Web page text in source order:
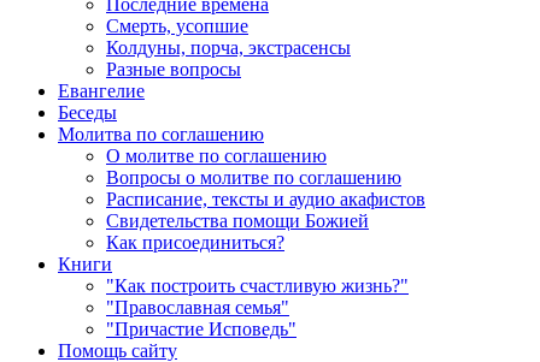
Последние времена
Смерть, усопшие
Колдуны, порча, экстрасенсы
Разные вопросы
Евангелие
Беседы
Молитва по соглашению
О молитве по соглашению
Вопросы о молитве по соглашению
Расписание, тексты и аудио акафистов
Свидетельства помощи Божией
Как присоединиться?
Книги
"Как построить счастливую жизнь?"
"Православная семья"
"Причастие Исповедь"
Помощь сайту